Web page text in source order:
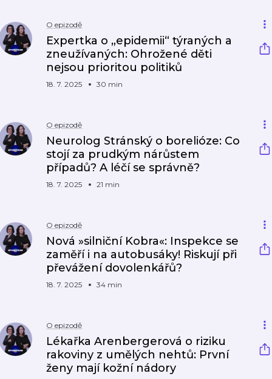
O epizodě
Expertka o „epidemii“ týraných a
zneužívaných: Ohrožené děti
nejsou prioritou politiků
18. 7. 2025 30 min
O epizodě
Neurolog Stránský o borelióze: Co
stojí za prudkým nárůstem
případů? A léčí se správně?
18. 7. 2025 21 min
O epizodě
Nová »silniční Kobra«: Inspekce se
zaměří i na autobusáky! Riskují při
převážení dovolenkářů?
18. 7. 2025 34 min
O epizodě
Lékařka Arenbergerová o riziku
rakoviny z umělých nehtů: První
ženy mají kožní nádory